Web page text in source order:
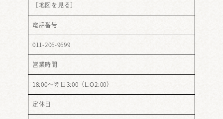
［地図を見る］
電話番号
011-206-9699
営業時間
18:00～翌日3:00（L.O2:00）
定休日